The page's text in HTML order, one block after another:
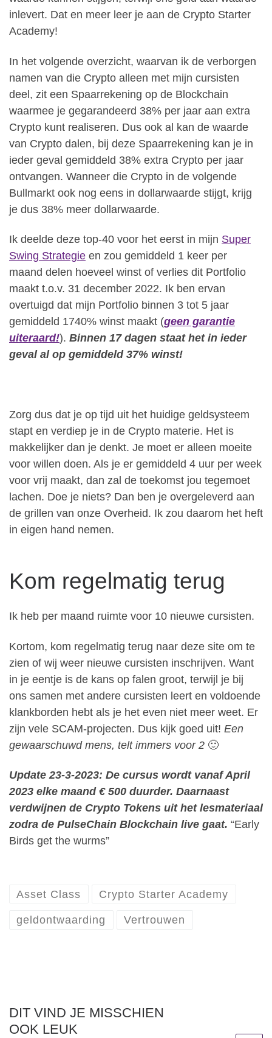
inlevert. Dat en meer leer je aan de Crypto Starter
Academy!
In het volgende overzicht, waarvan ik de verborgen
namen van die Crypto alleen met mijn cursisten
deel, zit een Spaarrekening op de Blockchain
waarmee je gegarandeerd 38% per jaar aan extra
Crypto kunt realiseren. Dus ook al kan de waarde
van Crypto dalen, bij deze Spaarrekening kan je in
ieder geval gemiddeld 38% extra Crypto per jaar
ontvangen. Wanneer die Crypto in de volgende
Bullmarkt ook nog eens in dollarwaarde stijgt, krijg
je dus 38% meer dollarwaarde.
Ik deelde deze top-40 voor het eerst in mijn Super
Swing Strategie en zou gemiddeld 1 keer per
maand delen hoeveel winst of verlies dit Portfolio
maakt t.o.v. 31 december 2022. Ik ben ervan
overtuigd dat mijn Portfolio binnen 3 tot 5 jaar
gemiddeld 1740% winst maakt (geen garantie
uiteraard!). Binnen 17 dagen staat het in ieder
geval al op gemiddeld 37% winst!
Zorg dus dat je op tijd uit het huidige geldsysteem
stapt en verdiep je in de Crypto materie. Het is
makkelijker dan je denkt. Je moet er alleen moeite
voor willen doen. Als je er gemiddeld 4 uur per week
voor vrij maakt, dan zal de toekomst jou tegemoet
lachen. Doe je niets? Dan ben je overgeleverd aan
de grillen van onze Overheid. Ik zou daarom het heft
in eigen hand nemen.
Kom regelmatig terug
Ik heb per maand ruimte voor 10 nieuwe cursisten.
Kortom, kom regelmatig terug naar deze site om te
zien of wij weer nieuwe cursisten inschrijven. Want
in je eentje is de kans op falen groot, terwijl je bij
ons samen met andere cursisten leert en voldoende
klankborden hebt als je het even niet meer weet. Er
zijn vele SCAM-projecten. Dus kijk goed uit! Een
gewaarschuwd mens, telt immers voor 2 🙂
Update 23-3-2023: De cursus wordt vanaf April
2023 elke maand € 500 duurder. Daarnaast
verdwijnen de Crypto Tokens uit het lesmateriaal
zodra de PulseChain Blockchain live gaat. “Early
Birds get the wurms”
Asset Class Crypto Starter Academy
geldontwaarding Vertrouwen
DIT VIND JE MISSCHIEN
OOK LEUK